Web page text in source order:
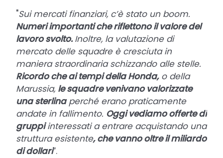
"Sui mercati finanziari, c’è stato un boom.
Numeri importanti che riflettono il valore del
lavoro svolto.Inoltre, la valutazione di
mercato delle squadre è cresciuta in
maniera straordinaria schizzando alle stelle.
Ricordo che ai tempi della Honda,o della
Marussia, le squadre venivano valorizzate
una sterlinaperché erano praticamente
andate in fallimento. Oggi vediamo offerte di
gruppiinteressati a entrare acquistando una
struttura esistente, che vanno oltre il miliardo
di dollari”.